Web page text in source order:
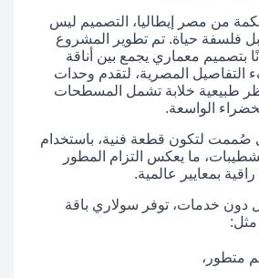
من مصر إيطاليا، التصميم ليس
فلسفة حياة. تم تطوير المشروع
386 فدانًا بتصميم معماري يجمع بين أناقة
التفاصيل المصرية، لتقدم وحدات
طبيعية خلابة تشمل المسطحات
الواسعة.
لتكون قطعة فنية، باستخدام
ما يعكس التزام المطور
بمعايير عالمية.
دون خدمات، توفر سولاري باقة
مثل:
متطور،